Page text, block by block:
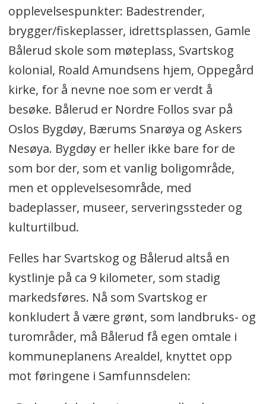
opplevelsespunkter: Badestrender,
brygger/fiskeplasser, idrettsplassen, Gamle
Bålerud skole som møteplass, Svartskog
kolonial, Roald Amundsens hjem, Oppegård
kirke, for å nevne noe som er verdt å
besøke. Bålerud er Nordre Follos svar på
Oslos Bygdøy, Bærums Snarøya og Askers
Nesøya. Bygdøy er heller ikke bare for de
som bor der, som et vanlig boligområde,
men et opplevelsesområde, med
badeplasser, museer, serveringssteder og
kulturtilbud.
Felles har Svartskog og Bålerud altså en
kystlinje på ca 9 kilometer, som stadig
markedsføres. Nå som Svartskog er
konkludert å være grønt, som landbruks- og
turområder, må Bålerud få egen omtale i
kommuneplanens Arealdel, knyttet opp
mot føringene i Samfunnsdelen: